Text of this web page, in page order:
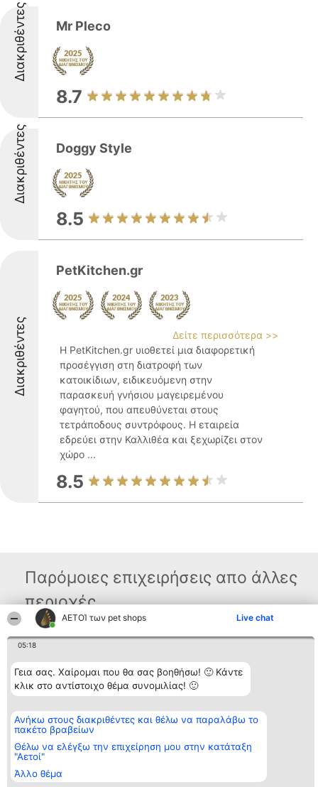
ΑΕΤΟΊ των pet shops Live chat
05:18
Γεια σας. Χαίρομαι που θα σας βοηθήσω! 🙂 Κάντε
κλικ στο αντίστοιχο θέμα συνομιλίας! 🙂
Ανήκω στους διακριθέντες και θέλω να παραλάβω το
πακέτο βραβείων
Θέλω να ελέγξω την επιχείρηση μου στην κατάταξη
"Αετοί"
Άλλο θέμα
Διακριθέντες Mr Pleco
8.7
Διακριθέντες Doggy Style
8.5
Διακριθέντες
PetKitchen.gr
Δείτε περισσότερα >>
Η PetKitchen.gr υιοθετεί μια διαφορετική
προσέγγιση στη διατροφή των
κατοικίδιων, ειδικευόμενη στην
παρασκευή γνήσιου μαγειρεμένου
φαγητού, που απευθύνεται στους
τετράποδους συντρόφους. Η εταιρεία
εδρεύει στην Καλλιθέα και ξεχωρίζει στον
χώρο ...
8.5
Παρόμοιες επιχειρήσεις απο άλλες
περιοχές
Διοργανωτής της
BEAUTIFUL COMPANY
Μονοπρόσωπη ΙΚΕ
ΤΗΛ. ΕΠΙΚΟΙΝΩΝΙΑΣ:
email:
aetoi@beautifulcompany.co
Λίστα όλων
διακριθέντων
Όροι &
προϋποθέσεις
ΑΠΟΡΡΗΤΟΥ